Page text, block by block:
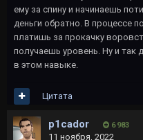
ему за спину и начинаешь
деньги обратно. В процессе
платишь за прокачку
получаешь уровень. Ну и так
в этом навыке.
Цитата
p1cador 6 983
11 ноября, 2022